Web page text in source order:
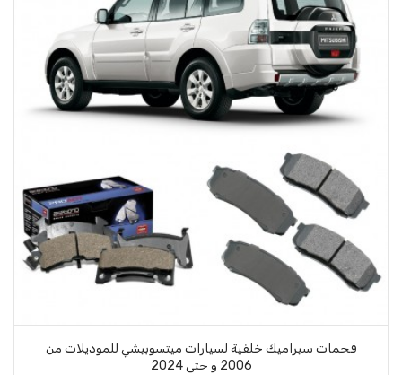
فحمات سيراميك خلفية لسيارات ميتسوبيشي للموديلات من
2006 و حتى 2024